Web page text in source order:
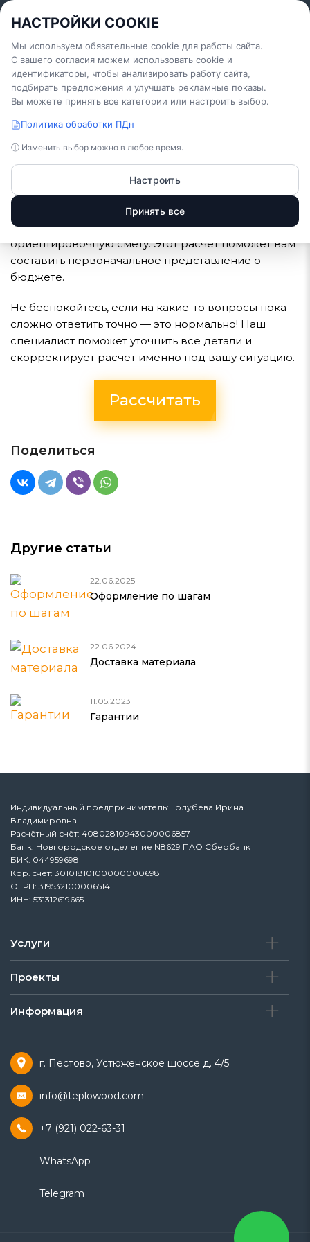
тепло и уют под
ключ
+7 (921) 022-63-31
Главная Оформление Расчет стоимости дома
РАСЧЕТ СТОИМОСТИ ДОМА
22.06.2024
Пройдите короткий опрос, чтобы мы поняли ваши
пожелания и смогли подготовить
ориентировочную смету. Этот расчет поможет вам
составить первоначальное представление о
бюджете.
Не беспокойтесь, если на какие-то вопросы пока
сложно ответить точно — это нормально! Наш
специалист поможет уточнить все детали и
скорректирует расчет именно под вашу ситуацию.
Рассчитать
Поделиться
Другие статьи
22.06.2025
Оформление по шагам
22.06.2024
Доставка материала
11.05.2023
Гарантии
Индивидуальный предприниматель: Голубева Ирина
Владимировна
Расчётный счёт: 40802810943000006857
Банк: Новгородское отделение N8629 ПАО Сбербанк
БИК: 044959698
Кор. cчёт: 30101810100000000698
ОГРН: 319532100006514
ИНН: 531312619665
Услуги
Проекты
Информация
г. Пестово, Устюженское шоссе д. 4/5
info@teplowood.com
+7 (921) 022-63-31
WhatsApp
Telegram
НАСТРОЙКИ COOKIE
Мы используем обязательные cookie для работы сайта.
С вашего согласия можем использовать cookie и
идентификаторы, чтобы анализировать работу сайта,
подбирать предложения и улучшать рекламные показы.
Вы можете принять все категории или настроить выбор.
Политика обработки ПДн
ⓘ Изменить выбор можно в любое время.
Настроить
Принять все